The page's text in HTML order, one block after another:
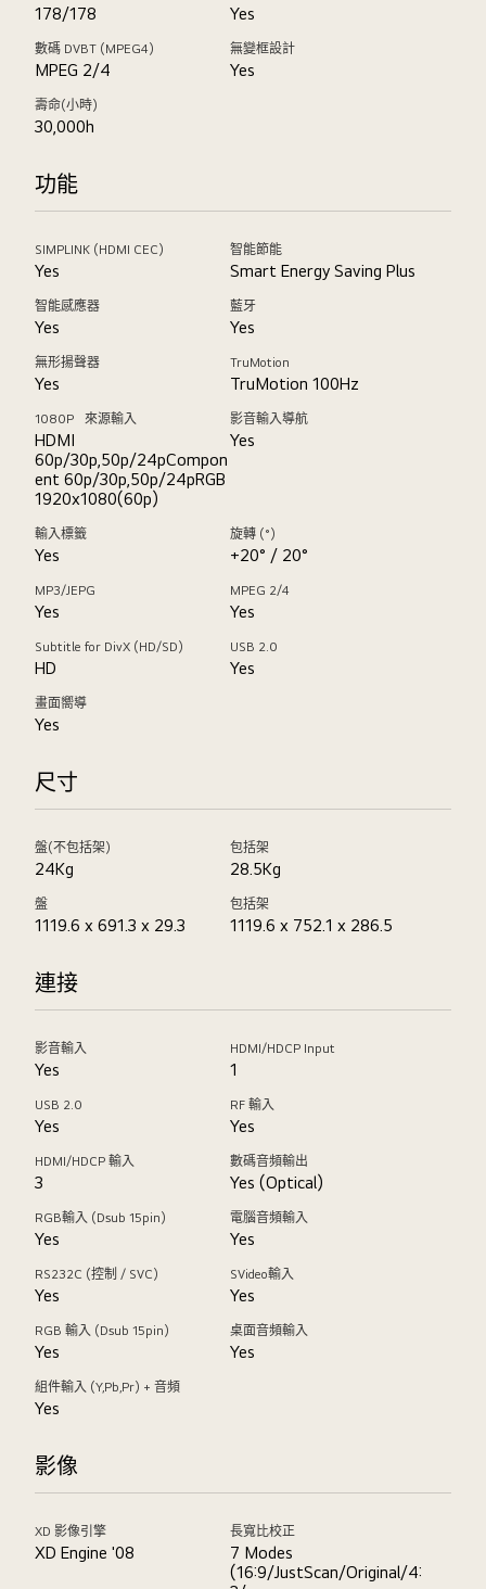
178/178 Yes
數碼 DVBT (MPEG4)
MPEG 2/4
無變框設計
Yes
壽命(小時)
30,000h
功能
SIMPLINK (HDMI CEC)
Yes
智能節能
Smart Energy Saving Plus
智能感應器
Yes
藍牙
Yes
無形揚聲器
Yes
TruMotion
TruMotion 100Hz
1080P 來源輸入
HDMI
60p/30p,50p/24pCompon
ent 60p/30p,50p/24pRGB
1920x1080(60p)
影音輸入導航
Yes
輸入標籤
Yes
旋轉 (°)
+20° / 20°
MP3/JEPG
Yes
MPEG 2/4
Yes
Subtitle for DivX (HD/SD)
HD
USB 2.0
Yes
畫面嚮導
Yes
尺寸
盤(不包括架)
24Kg
包括架
28.5Kg
盤
1119.6 x 691.3 x 29.3
包括架
1119.6 x 752.1 x 286.5
連接
影音輸入
Yes
HDMI/HDCP Input
1
USB 2.0
Yes
RF 輸入
Yes
HDMI/HDCP 輸入
3
數碼音頻輸出
Yes (Optical)
RGB輸入 (Dsub 15pin)
Yes
電腦音頻輸入
Yes
RS232C (控制 / SVC)
Yes
SVideo輸入
Yes
RGB 輸入 (Dsub 15pin)
Yes
桌面音頻輸入
Yes
組件輸入 (Y,Pb,Pr) + 音頻
Yes
影像
XD 影像引擎
XD Engine '08
長寬比校正
7 Modes
(16:9/JustScan/Original/4: